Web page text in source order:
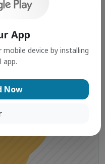
App
device by installing
app.
Now